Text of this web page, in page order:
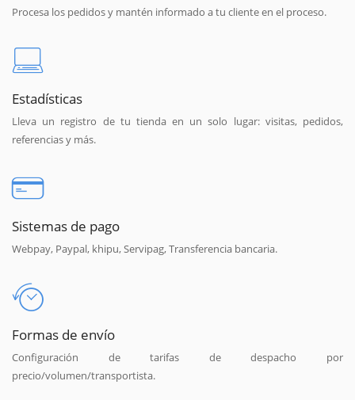
Procesa los pedidos y mantén informado a tu cliente en el proceso.
Estadísticas
Lleva un registro de tu tienda en un solo lugar: visitas, pedidos,
referencias y más.
Sistemas de pago
Webpay, Paypal, khipu, Servipag, Transferencia bancaria.
Formas de envío
Configuración de tarifas de despacho por
precio/volumen/transportista.